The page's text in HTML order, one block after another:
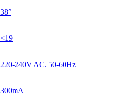
38°
<19
220-240V AC. 50-60Hz
300mA